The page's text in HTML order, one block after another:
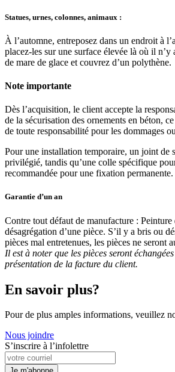
Statues, urnes, colonnes, animaux :
À l’automne, entreposez dans un endroit à
placez-les sur une surface élevée là où il n’y
de mare de glace et couvrez d’un polythène.
Note importante
Dès l’acquisition, le client accepte la
de la sécurisation des ornements en béton,
de toute responsabilité pour les dommages
Pour une installation temporaire, un joint de
privilégié, tandis qu’une colle spécifique
recommandée pour une fixation permanente.
Garantie d’un an
Contre tout défaut de manufacture :
désagrégation d’une pièce. S’il y a bris ou
pièces mal entretenues, les pièces ne seront
Il est à noter que les pièces seront
présentation de la facture du client.
En savoir plus?
Pour de plus amples informations, veuillez
Nous joindre
S’inscrire à l’infolettre